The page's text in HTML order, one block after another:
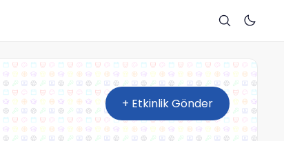
+ Etkinlik Gönder